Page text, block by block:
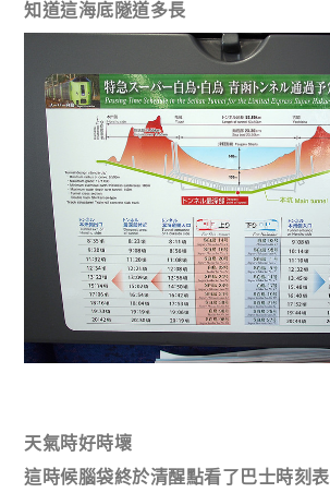
知道這海底隧道多長
天氣時好時壞
這時候腦袋終於清醒點看了巴士時刻表